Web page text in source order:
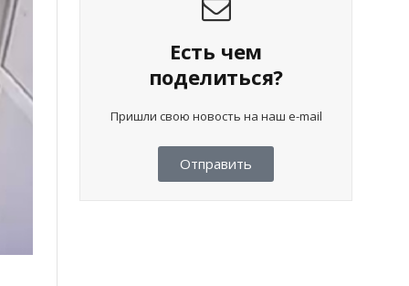
Есть чем
поделиться?
Пришли свою новость на наш e-mail
Отправить